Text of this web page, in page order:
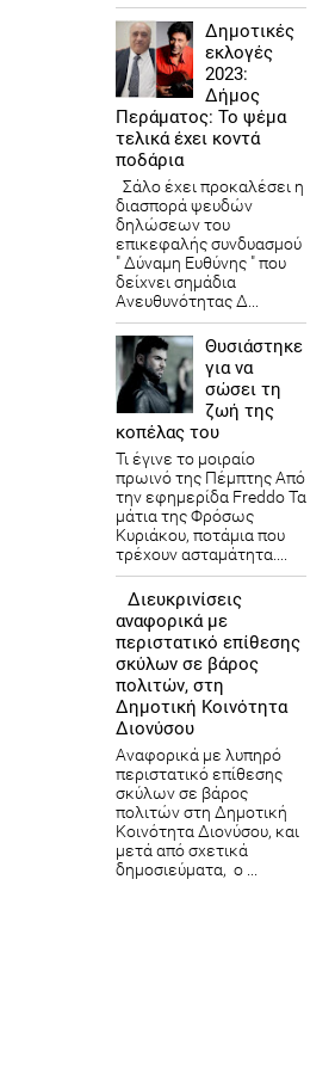
Δημοτικές
εκλογές
2023:
Δήμος
Περάματος: Το ψέμα
τελικά έχει κοντά
ποδάρια
Σάλο έχει προκαλέσει η
διασπορά ψευδών
δηλώσεων του
επικεφαλής συνδυασμού
" Δύναμη Ευθύνης " που
δείχνει σημάδια
Ανευθυνότητας Δ...
Θυσιάστηκε
για να
σώσει τη
ζωή της
κοπέλας του
Τι έγινε το μοιραίο
πρωινό της Πέμπτης Από
την εφημερίδα Freddo Τα
μάτια της Φρόσως
Κυριάκου, ποτάμια που
τρέχουν ασταμάτητα....
Διευκρινίσεις
αναφορικά με
περιστατικό επίθεσης
σκύλων σε βάρος
πολιτών, στη
Δημοτική Κοινότητα
Διονύσου
Αναφορικά με λυπηρό
περιστατικό επίθεσης
σκύλων σε βάρος
πολιτών στη Δημοτική
Κοινότητα Διονύσου, και
μετά από σχετικά
δημοσιεύματα, ο ...